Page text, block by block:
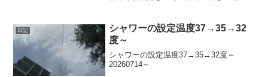
日記
シャワーの設定温度37→35→32
度～
シャワーの設定温度37→35→32度～
20260714～